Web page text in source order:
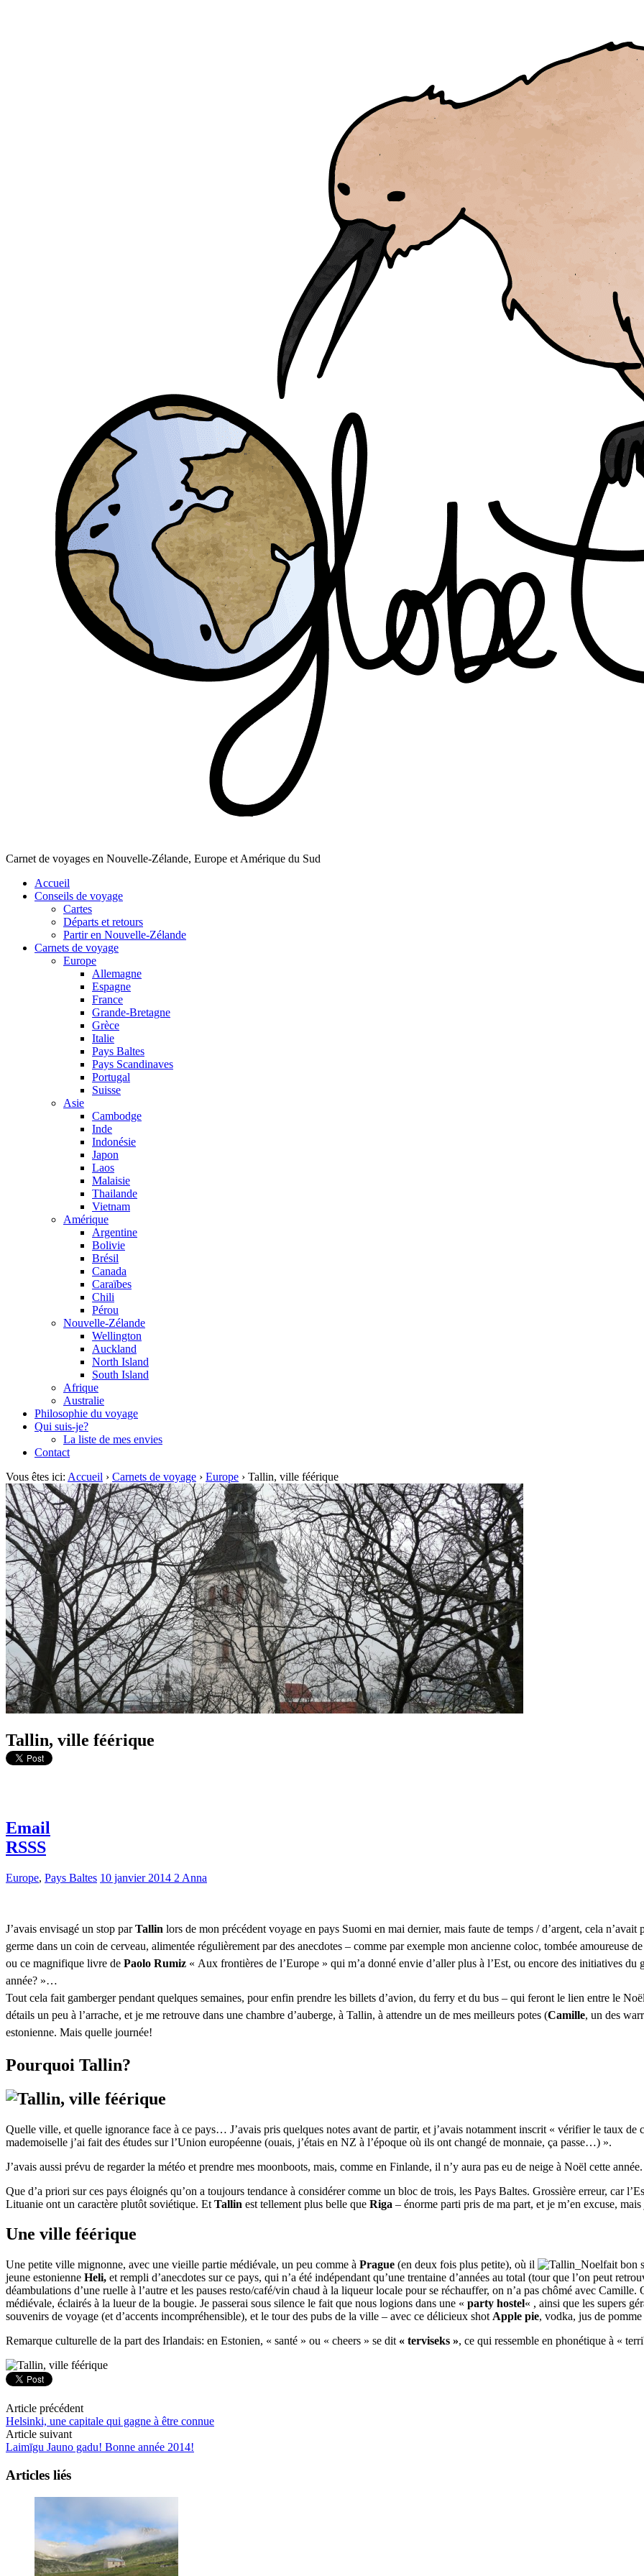
Carnet de voyages en Nouvelle-Zélande, Europe et Amérique du Sud
Accueil
Conseils de voyage
Cartes
Départs et retours
Partir en Nouvelle-Zélande
Carnets de voyage
Europe
Allemagne
Espagne
France
Grande-Bretagne
Grèce
Italie
Pays Baltes
Pays Scandinaves
Portugal
Suisse
Asie
Cambodge
Inde
Indonésie
Japon
Laos
Malaisie
Thailande
Vietnam
Amérique
Argentine
Bolivie
Brésil
Canada
Caraïbes
Chili
Pérou
Nouvelle-Zélande
Wellington
Auckland
North Island
South Island
Afrique
Australie
Philosophie du voyage
Qui suis-je?
La liste de mes envies
Contact
Vous êtes ici: Accueil › Carnets de voyage › Europe › Tallin, ville féérique
Tallin, ville féérique
Email
RSSS
Europe, Pays Baltes 10 janvier 2014 2 Anna
J’avais envisagé un stop parTallin lors de mon précédent voyage en pays Suomi en mai dernier, mais faute de temps / d’argent, cela
germe dans un coin de cerveau, alimentée régulièrement par des anecdotes – comme par exemple mon ancienne coloc, tombée amoureuse
ou ce magnifique livre de Paolo Rumiz « Aux frontières de l’Europe » qui m’a donné envie d’aller plus à l’Est, ou encore des initiatives du
année? »…
Tout cela fait gamberger pendant quelques semaines, pour enfin prendre les billets d’avion, du ferry et du bus – qui feront le lien entre le
détails un peu à l’arrache, et je me retrouve dans une chambre d’auberge, à Tallin, à attendre un de mes meilleurs potes (Camille, un des
estonienne. Mais quelle journée!
Pourquoi Tallin?
Quelle ville, et quelle ignorance face à ce pays… J’avais pris quelques notes avant de partir, et j’avais notamment inscrit « vérifier le taux de
mademoiselle j’ai fait des études sur l’Union européenne (ouais, j’étais en NZ à l’époque où ils ont changé de monnaie, ça passe…) ».
J’avais aussi prévu de regarder la météo et prendre mes moonboots, mais, comme en Finlande, il n’y aura pas eu de neige à Noël cette année.
Que d’a priori sur ces pays éloignés qu’on a toujours tendance à considérer comme un bloc de trois, les Pays Baltes. Grossière erreur, car
Lituanie ont un caractère plutôt soviétique. Et Tallin est tellement plus belle que Riga – énorme parti pris de ma part, et je m’en excuse,
Une ville féérique
Une petite ville mignonne, avec une vieille partie médiévale, un peu comme à Prague (en deux fois plus petite), où il fait bon
jeune estonienne Heli, et rempli d’anecdotes sur ce pays, qui n’a été indépendant qu’une trentaine d’années au total (tour que l’on peut
déambulations d’une ruelle à l’autre et les pauses resto/café/vin chaud à la liqueur locale pour se réchauffer, on n’a pas chômé avec
médiévale, éclairés à la lueur de la bougie. Je passerai sous silence le fait que nous logions dans une « party hostel« , ainsi que les supers
souvenirs de voyage (et d’accents incompréhensible), et le tour des pubs de la ville – avec ce délicieux shot Apple pie, vodka, jus de pomme
Remarque culturelle de la part des Irlandais: en Estonien, « santé » ou « cheers » se dit « terviseks », ce qui ressemble en phonétique à «
Article précédent
Helsinki, une capitale qui gagne à être connue
Article suivant
Laimīgu Jauno gadu! Bonne année 2014!
Articles liés